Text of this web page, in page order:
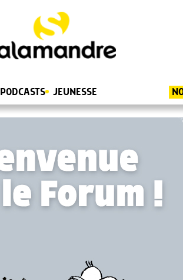
PODCASTS JEUNESSE